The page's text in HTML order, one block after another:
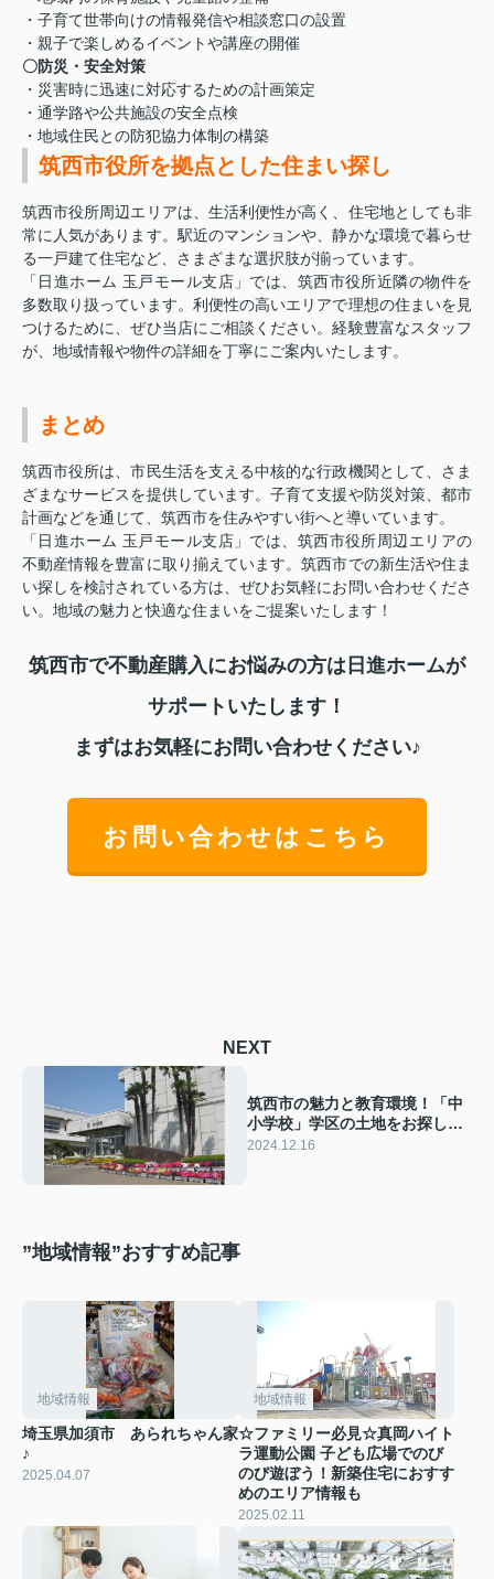
・子育て世帯向けの情報発信や相談窓口の設置
・親子で楽しめるイベントや講座の開催
〇防災・安全対策
・災害時に迅速に対応するための計画策定
・通学路や公共施設の安全点検
・地域住民との防犯協力体制の構築
筑西市役所を拠点とした住まい探し
筑西市役所周辺エリアは、生活利便性が高く、住宅地としても非
常に人気があります。駅近のマンションや、静かな環境で暮らせ
る一戸建て住宅など、さまざまな選択肢が揃っています。
「日進ホーム 玉戸モール支店」では、筑西市役所近隣の物件を
多数取り扱っています。利便性の高いエリアで理想の住まいを見
つけるために、ぜひ当店にご相談ください。経験豊富なスタッフ
が、地域情報や物件の詳細を丁寧にご案内いたします。
まとめ
筑西市役所は、市民生活を支える中核的な行政機関として、さま
ざまなサービスを提供しています。子育て支援や防災対策、都市
計画などを通じて、筑西市を住みやすい街へと導いています。
「日進ホーム 玉戸モール支店」では、筑西市役所周辺エリアの
不動産情報を豊富に取り揃えています。筑西市での新生活や住ま
い探しを検討されている方は、ぜひお気軽にお問い合わせくださ
い。地域の魅力と快適な住まいをご提案いたします！
筑西市で不動産購入にお悩みの方は日進ホームが
サポートいたします！
まずはお気軽にお問い合わせください♪
お問い合わせはこちら
NEXT
筑西市の魅力と教育環境！「中
小学校」学区の土地をお探しな
ら日進ホーム 玉戸モール支店へ
2024.12.16
”地域情報”おすすめ記事
地域情報
埼玉県加須市 あられちゃん家
♪
2025.04.07
地域情報
☆ファミリー必見☆真岡ハイト
ラ運動公園 子ども広場でのび
のび遊ぼう！新築住宅におすす
めのエリア情報も
2025.02.11